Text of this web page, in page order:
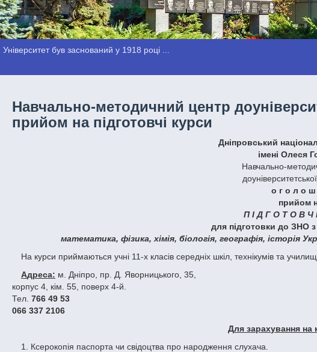
Університет був заснований у 1918 році ...
Навчально-методичний центр
прийом на підготовчі курси
Дніпровський
імені Олеся
Навчально-
о г о л о ш
прийом
П І Д Г О Т О В Ч
для підготовки до ЗНО
математика, фізика, хімія, біологія, географія, історія
На курси приймаються учні 11-х класів середніх шкіл, технікумів та
Адреса: м. Дніпро, пр. Д. Яворницького, 35,
корпус 4, кім. 55, поверх 4-й.
Тел.766 49 53
066 337 2106
Для зарахування на
1. Ксерокопія паспорта чи свідоцтва про народження слухача.